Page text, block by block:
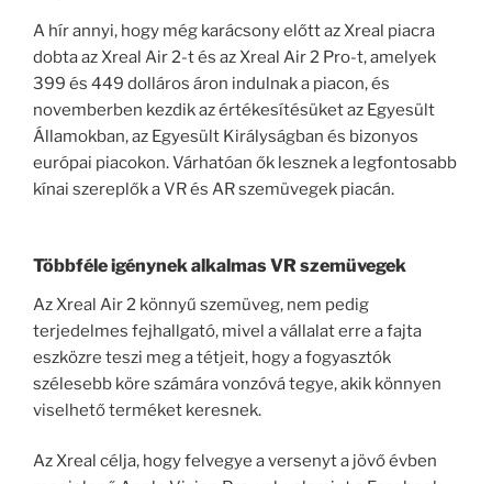
A hír annyi, hogy még karácsony előtt az Xreal piacra
dobta az Xreal Air 2-t és az Xreal Air 2 Pro-t, amelyek
399 és 449 dolláros áron indulnak a piacon, és
novemberben kezdik az értékesítésüket az Egyesült
Államokban, az Egyesült Királyságban és bizonyos
európai piacokon. Várhatóan ők lesznek a legfontosabb
kínai szereplők a VR és AR szemüvegek piacán.
Többféle igénynek alkalmas VR szemüvegek
Az Xreal Air 2 könnyű szemüveg, nem pedig
terjedelmes fejhallgató, mivel a vállalat erre a fajta
eszközre teszi meg a tétjeit, hogy a fogyasztók
szélesebb köre számára vonzóvá tegye, akik könnyen
viselhető terméket keresnek.
Az Xreal célja, hogy felvegye a versenyt a jövő évben